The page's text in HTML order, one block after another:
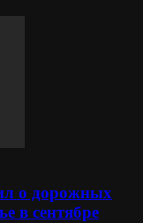
о дорожных
в сентябре